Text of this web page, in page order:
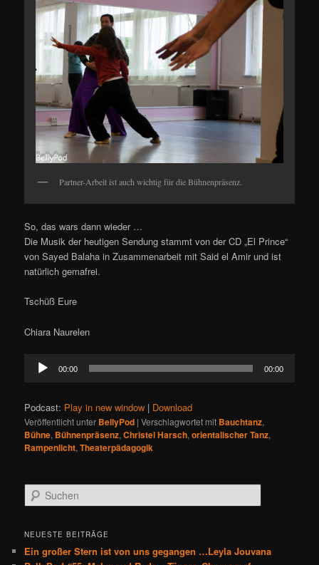
Partner-Arbeit ist auch wichtig für die Bühnenpräsenz.
So, das wars dann wieder …
Die Musik der heutigen Sendung stammt von der CD „El Prince“
von Sayed Balaha in Zusammenarbeit mit Said el Amir und ist
natürlich gemafrei.
Tschüß Eure
Chiara Naurelen
Audio-
Player
00:00 00:00
Podcast: Play in new window | Download
Veröffentlicht unter BellyPod |Verschlagwortet mit Bauchtanz,
Bühne, Bühnenpräsenz,Christel Harsch,orientalischer Tanz,
Rampenlicht,Theaterpädagogik
u
h
n
NEUESTE BEITRÄGE
Ein großer Stern ist von uns gegangen …Leyla Jouvana